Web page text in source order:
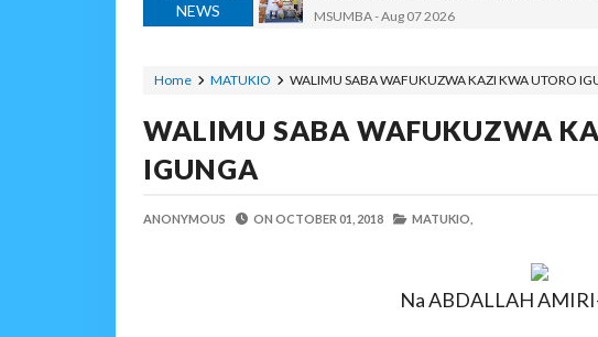
NEWS
MSUMBA-Aug 07 2026
Alex Sonna-Aug 06 2026
PINDA APONGEZA TVLA KWA
MFUMO WA M+2 WAIMARISHA
JUBILEE GROUP TANZANIA
OSCAR ASSENGA Aug 07 2026
Home MATUKIO WALIMU SABA WAFUKUZWA KAZI KWA UTORO
WALIMU SABA WAFUKUZWA
IGUNGA
ANONYMOUS ON OCTOBER 01, 2018 MATUKIO,
Na ABDALLAH